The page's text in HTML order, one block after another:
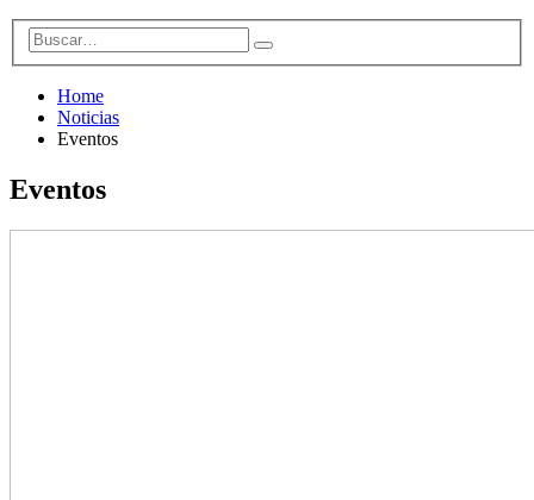
Home
Noticias
Eventos
Eventos